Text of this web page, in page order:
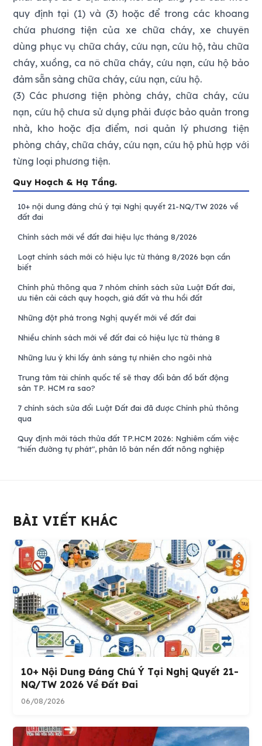
quy định tại (1) và (3) hoặc để trong các khoang
chứa phương tiện của xe chữa cháy, xe chuyên
dùng phục vụ chữa cháy, cứu nạn, cứu hộ, tàu chữa
cháy, xuồng, ca nô chữa cháy, cứu nạn, cứu hộ bảo
đảm sẵn sàng chữa cháy, cứu nạn, cứu hộ.
(3) Các phương tiện phòng cháy, chữa cháy, cứu
nạn, cứu hộ chưa sử dụng phải được bảo quản trong
nhà, kho hoặc địa điểm, nơi quản lý phương tiện
phòng cháy, chữa cháy, cứu nạn, cứu hộ phù hợp với
từng loại phương tiện.
Quy Hoạch & Hạ Tầng.
10+ nội dung đáng chú ý tại Nghị quyết 21-NQ/TW 2026 về
đất đai
Chính sách mới về đất đai hiệu lực tháng 8/2026
Loạt chính sách mới có hiệu lực từ tháng 8/2026 bạn cần
biết
Chính phủ thông qua 7 nhóm chính sách sửa Luật Đất đai,
ưu tiên cải cách quy hoạch, giá đất và thu hồi đất
Những đột phá trong Nghị quyết mới về đất đai
Nhiều chính sách mới về đất đai có hiệu lực từ tháng 8
Những lưu ý khi lấy ánh sáng tự nhiên cho ngôi nhà
Trung tâm tài chính quốc tế sẽ thay đổi bản đồ bất động
sản TP. HCM ra sao?
7 chính sách sửa đổi Luật Đất đai đã được Chính phủ thông
qua
Quy định mới tách thửa đất TP.HCM 2026: Nghiêm cấm việc
"hiến đường tự phát", phân lô bán nền đất nông nghiệp
BÀI VIẾT KHÁC
10+ Nội Dung Đáng Chú Ý Tại Nghị Quyết 21-
NQ/TW 2026 Về Đất Đai
06/08/2026